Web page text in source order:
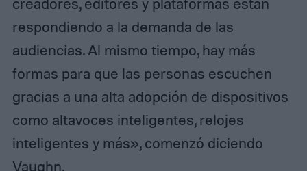
creadores, editores y plataformas están
respondiendo a la demanda de las
audiencias. Al mismo tiempo, hay más
formas para que las personas escuchen
gracias a una alta adopción de dispositivos
como altavoces inteligentes, relojes
inteligentes y más», comenzó diciendo
Vaughn.